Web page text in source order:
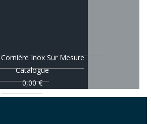
Cornière Inox Sur Mesure
Catalogue
0,00€